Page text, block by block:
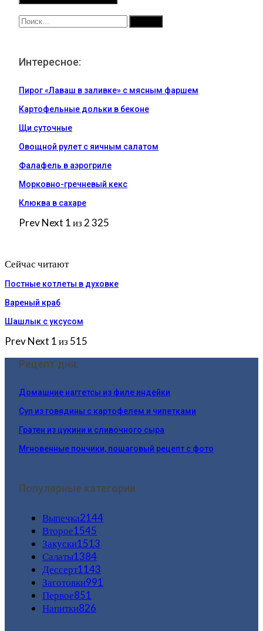
Интересное:
Пирог «Лаваш в заливке» с мясным фаршем
Картофельные дольки в беконе
Щи суточные
Овощной рулет с яичным салатом
Фалафель в аэрогриле
Морковно-гречневый кекс
Клюква в сахаре
PrevNext 1 из 2 325
Сейчас читают
Постные котлеты в духовке
Вареный краб
Шашлык с уксусом
PrevNext 1 из 515
Рецепт дня:
Домашние наггетсы из филе индейки
Суп из говядины с картофелем и чипетками
Гратен из цукини и сливочного сыра
Мгновенные пончики, пошаговый рецепт с фото
Популярные категории
Выпечка2144
Второе1545
Закуски1513
Салаты1384
Дессерт1143
Заготовки991
Первое851
Напитки826